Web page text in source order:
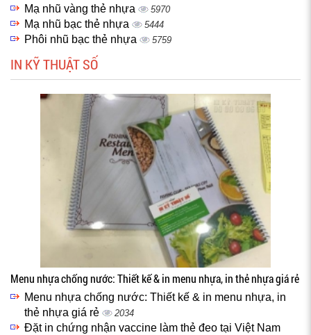
Mạ nhũ vàng thẻ nhựa 5970
Mạ nhũ bạc thẻ nhựa 5444
Phôi nhũ bạc thẻ nhựa 5759
IN KỸ THUẬT SỐ
Menu nhựa chống nước: Thiết kế & in menu nhựa, in thẻ nhựa giá rẻ
Menu nhựa chống nước: Thiết kế & in menu nhựa, in
thẻ nhựa giá rẻ
2034
Đặt in chứng nhận vaccine làm thẻ đeo tại Việt Nam